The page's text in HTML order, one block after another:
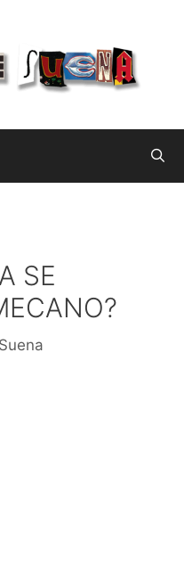
SE